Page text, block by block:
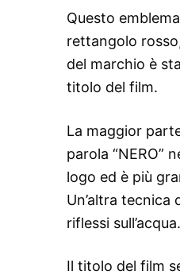
Questo
rettangolo
del marchio è
titolo del film.
La maggior
parola “NERO”
logo ed è più
Un’altra
riflessi sull’acqua.
Il titolo del film